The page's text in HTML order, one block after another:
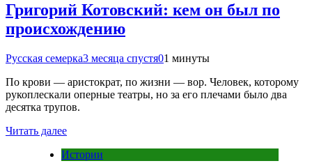
Григорий Котовский: кем он был по
происхождению
Русская семерка3 месяца спустя01 минуты
По крови — аристократ, по жизни — вор. Человек, которому
рукоплескали оперные театры, но за его плечами было два
десятка трупов.
Читать далее
Истории